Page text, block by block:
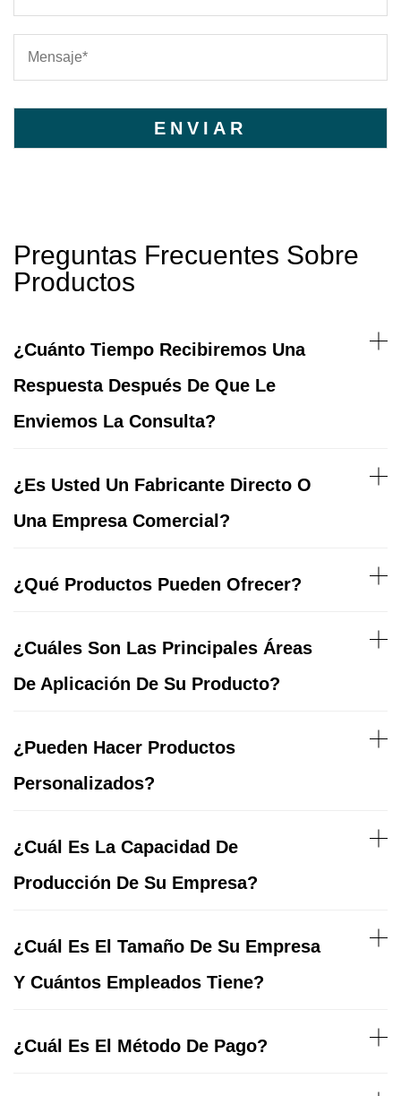
Preguntas Frecuentes Sobre
Productos
¿Cuánto Tiempo Recibiremos Una
Respuesta Después De Que Le
Enviemos La Consulta?
¿Es Usted Un Fabricante Directo O
Una Empresa Comercial?
¿Qué Productos Pueden Ofrecer?
¿Cuáles Son Las Principales Áreas
De Aplicación De Su Producto?
¿Pueden Hacer Productos
Personalizados?
¿Cuál Es La Capacidad De
Producción De Su Empresa?
¿Cuál Es El Tamaño De Su Empresa
Y Cuántos Empleados Tiene?
¿Cuál Es El Método De Pago?